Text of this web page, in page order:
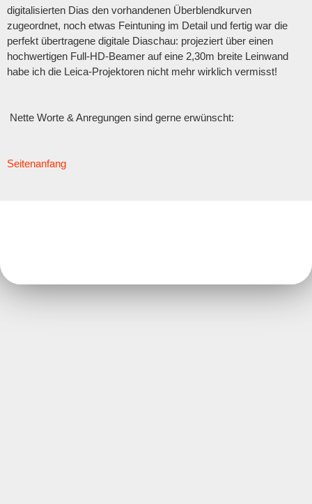
digitalisierten Dias den vorhandenen Überblendkurven
zugeordnet, noch etwas Feintuning im Detail und fertig war die
perfekt übertragene digitale Diaschau: projeziert über einen
hochwertigen Full-HD-Beamer auf eine 2,30m breite Leinwand
habe ich die Leica-Projektoren nicht mehr wirklich vermisst!
Nette Worte & Anregungen sind gerne erwünscht:
Seitenanfang